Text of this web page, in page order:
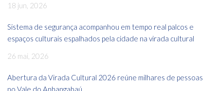
18 jun, 2026
Sistema de segurança acompanhou em tempo real palcos e
espaços culturais espalhados pela cidade na virada cultural
26 mai, 2026
Abertura da Virada Cultural 2026 reúne milhares de pessoas
no Vale do Anhangabaú